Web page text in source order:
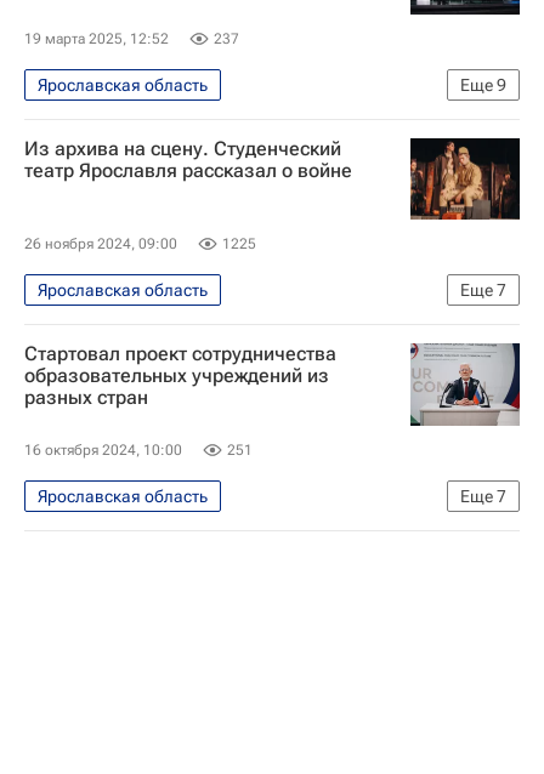
19 марта 2025, 12:52 237
Еще9
Ярославская область
Социальный навигатор
СН_Образование
Ярославль
Российская академия образования
Общество
Россия
Сергей Кравцов
Из архива на сцену. Студенческий
театр Ярославля рассказал о войне
26 ноября 2024, 09:00 1225
Еще7
Ярославская область
Социальный навигатор
Общество
Россия
Ярославль
Юрий Баранов
Великая Отечественная война (1941-1945)
Стартовал проект сотрудничества
образовательных учреждений из
разных стран
16 октября 2024, 10:00 251
Еще7
Ярославская область
Социальный навигатор